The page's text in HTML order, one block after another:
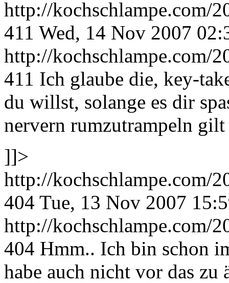
http://kochschlampe.com/
411 Wed, 14 Nov 2007
http://kochschlampe.com/
411 Ich glaube die, key-
du willst, solange es dir
nervern rumzutrampeln
]]>
http://kochschlampe.com/
404 Tue, 13 Nov 2007
http://kochschlampe.com/
404 Hmm.. Ich bin schon
habe auch nicht vor das zu